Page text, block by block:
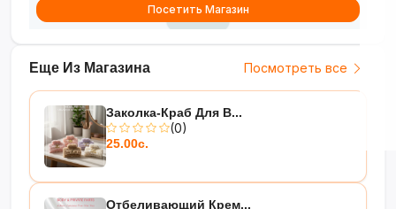
Еще Из Магазина Посмотреть все
Заколка-Краб Для В...
(0)
25.00с.
Отбеливающий Крем...
Посетить Магазин